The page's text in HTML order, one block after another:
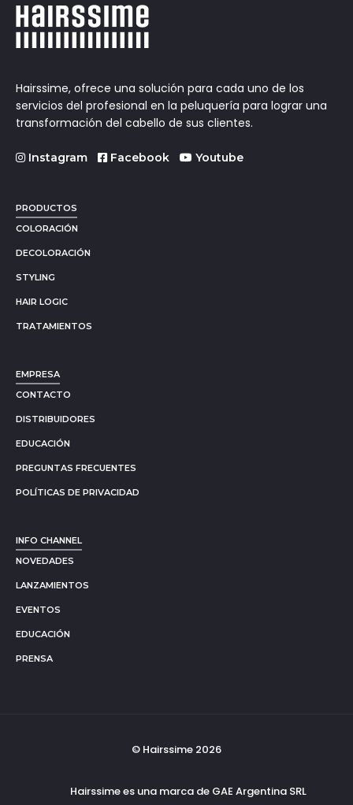
Hairssime, ofrece una solución para cada uno de los
servicios del profesional en la peluquería para lograr una
transformación del cabello de sus clientes.
Instagram Facebook Youtube
PRODUCTOS
COLORACIÓN
DECOLORACIÓN
STYLING
HAIR LOGIC
TRATAMIENTOS
EMPRESA
CONTACTO
DISTRIBUIDORES
EDUCACIÓN
PREGUNTAS FRECUENTES
POLÍTICAS DE PRIVACIDAD
INFO CHANNEL
NOVEDADES
LANZAMIENTOS
EVENTOS
EDUCACIÓN
PRENSA
© Hairssime 2026
Hairssime es una marca de GAE Argentina SRL